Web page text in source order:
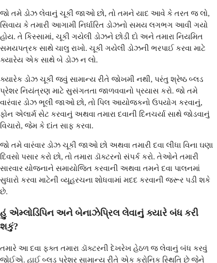
જો તમે ડોઝ લેવાનું ચૂકી જાઓ છો, તો તમને યાદ આવે કે તરત જ લો,
સિવાય કે તમારી આગામી નિર્ધારિત ડોઝનો સમય લગભગ આવી ગયો
હોય. તે કિસ્સામાં, ચૂકી ગયેલી ડોઝને છોડી દો અને તમારા નિયમિત
સમયપત્રક સાથે ચાલુ રાખો. ચૂકી ગયેલી ડોઝની ભરપાઈ કરવા માટે
ક્યારેય એક સાથે બે ડોઝ ન લો.
ક્યારેક ડોઝ ચૂકી જવું સામાન્ય રીતે જોખમી નથી, પરંતુ શ્રેષ્ઠ બ્લડ
પ્રેશર નિયંત્રણ માટે સુસંગતતા જાળવવાનો પ્રયાસ કરો. જો તમે
વારંવાર ડોઝ ભૂલી જાઓ છો, તો પિલ આયોજકનો ઉપયોગ કરવાનું,
ફોન એલાર્મ સેટ કરવાનું અથવા તમારા દવાની દિનચર્યા સાથે જોડવાનું
વિચારો, જેમ કે દાંત સાફ કરવા.
જો તમે વારંવાર ડોઝ ચૂકી જાઓ છો અથવા તમારી દવા લીધા વિના ઘણા
દિવસો પસાર કરો છો, તો તમારા ડૉક્ટરનો સંપર્ક કરો. તેઓને તમારી
સારવાર યોજનાને સમાયોજિત કરવાની અથવા તમને દવા પાલનમાં
સુધારો કરવા માટેની વ્યૂહરચના શોધવામાં મદદ કરવાની જરૂર પડી શકે
છે.
હું એમ્લોડિપિન અને બેનાઝેપ્રિલ લેવાનું ક્યારે બંધ કરી
શકું?
તમારે આ દવા ફક્ત તમારા ડૉક્ટરની દેખરેખ હેઠળ જ લેવાનું બંધ કરવું
જોઈએ. હાઈ બ્લડ પ્રેશર સામાન્ય રીતે એક ક્રોનિક સ્થિતિ છે જેને